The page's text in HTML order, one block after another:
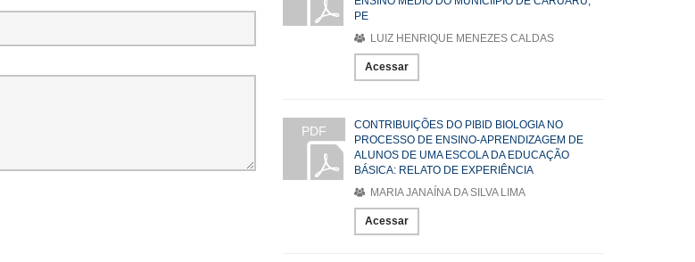
PE
LUIZ HENRIQUE MENEZES CALDAS
Acessar
PDF
CONTRIBUIÇÕES DO PIBID BIOLOGIA NO
PROCESSO DE ENSINO-APRENDIZAGEM DE
ALUNOS DE UMA ESCOLA DA EDUCAÇÃO
BÁSICA: RELATO DE EXPERIÊNCIA
MARIA JANAÍNA DA SILVA LIMA
Acessar